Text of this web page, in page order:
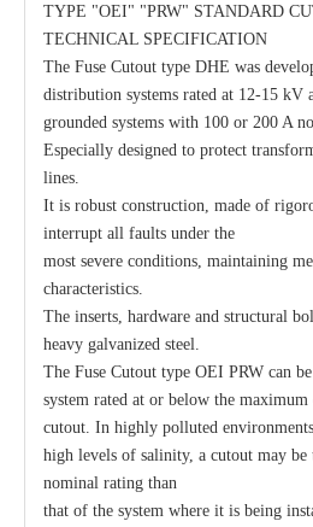
TYPE "OEI" "PRW" STANDARD
TECHNICAL SPECIFICATION
The Fuse Cutout type DHE was
distribution systems rated at 12-15
grounded systems with 100 or 200 A
Especially designed to protect
lines.
It is robust construction, made of
interrupt all faults under the
most severe conditions, maintaining
characteristics.
The inserts, hardware and structural
heavy galvanized steel.
The Fuse Cutout type OEI PRW can
system rated at or below the
cutout. In highly polluted
high levels of salinity, a cutout may be
nominal rating than
that of the system where it is being